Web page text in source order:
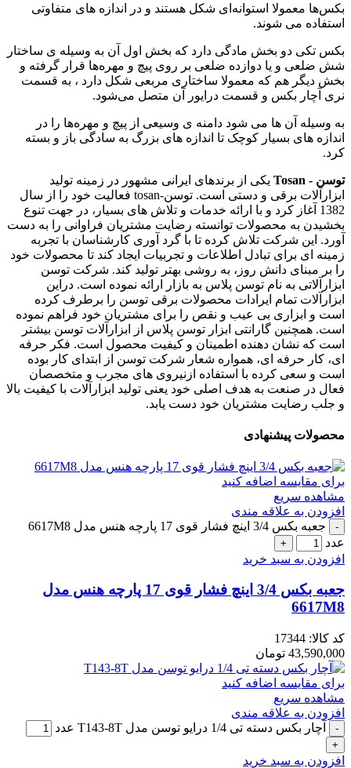
بکس‌ها معمولا استوانه‌ای شکل هستند و در اندازه های متفاوتی
استفاده می‌ شوند.
بکس‌ تکی دو بخش مادگی دارد که بخش اول آن به وسیله ی ساختار
شش ضلعی و یا دوازده ضلعی بر روی پیچ و مهره‌ها قرار گرفته و
بخش دیگر هم که معمولا ساختاری مربعی شکل دارد ، به قسمت
نری آچار بکس و قسمت درایور آن متصل می‌شود.
به وسیله آن ها می شود دامنه ی وسیعی از پیچ و مهره‌ها را در
اندازه های بسیار کوچک تا اندازه های بزرگ به سادگی باز و بسته
کرد.
توسن - Tosan
یکی از برندهای ایرانی مشهور در زمینه تولید
ابزارآلات برقی و دستی است. توسن-tosan فعالیت خود را از سال
1382 آغاز کرد و با ارائه خدمات و تلاش های بسیار، در جهت تنوع
بخشیدن به محصولات توانسته رضایت مشتریان فراوانی را به دست
آورد. این شرکت تلاش کرده تا با گرد آوری کارشناسان با تجربه
زمینه ای برای تبادل اطلاعات و تجربیات ایجاد کند تا محصولات خود
را بر مبنای دانش روز، به روشی بهتر تولید کند. شرکت توسن
ابزارآلاتی به نام توسن پلاس به بازار ارائه نموده است. دراین
ابزارآلات تمام ایرادات محصولات برقی توسن را برطرف کرده
است و ابزاری بی عیب و نقص را برای مشتریان خود فراهم نموده
است. همچنین گارانتی ابزار توسن پلاس از ابزارآلات توسن بیشتر
است که نشان دهنده اطمینان و کیفیت محصول است. فکر حرفه
ای، کار حرفه ای، همواره شعار شرکت توسن از ابتدای کار بوده
است و سعی کرده با استفاده ازنیروی های مجرب و متخصصان
فعال در صنعت به هدف اصلی خود یعنی تولید ابزارآلات با کیفیت بالا
و جلب رضایت مشتریان خود دست یابد.
محصولات پیشنهادی
برای مقایسه اضافه کنید
مشاهده سریع
افزودن به علاقه مندی
جعبه بکس 3/4 اینچ فشار قوی 17 پارچه هنس مدل 6617M8
عدد
افزودن به سبد خرید
جعبه بکس 3/4 اینچ فشار قوی 17 پارچه هنس مدل
6617M8
کد کالا: 17344
43,590,000 تومان
برای مقایسه اضافه کنید
مشاهده سریع
افزودن به علاقه مندی
آچار بکس دسته تی 1/4 درایو توسن مدل T143-8T عدد
افزودن به سبد خرید